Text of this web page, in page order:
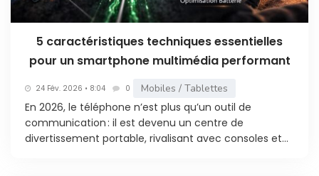
5 caractéristiques techniques essentielles
pour un smartphone multimédia performant
24 Fév. 2026 • 8:04 0 Mobiles / Tablettes
En 2026, le téléphone n’est plus qu’un outil de
communication : il est devenu un centre de
divertissement portable, rivalisant avec consoles et...